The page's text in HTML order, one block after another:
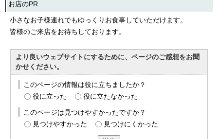
お店のPR
小さなお子様連れでもゆっくりお食事していただけます。
皆様のご来店をお待ちしております。
より良いウェブサイトにするために、ページのご感想をお聞
かせください。
このページの情報は役に立ちましたか？
役に立った
役に立たなかった
このページは見つけやすかったですか？
見つけやすかった
見つけにくかった